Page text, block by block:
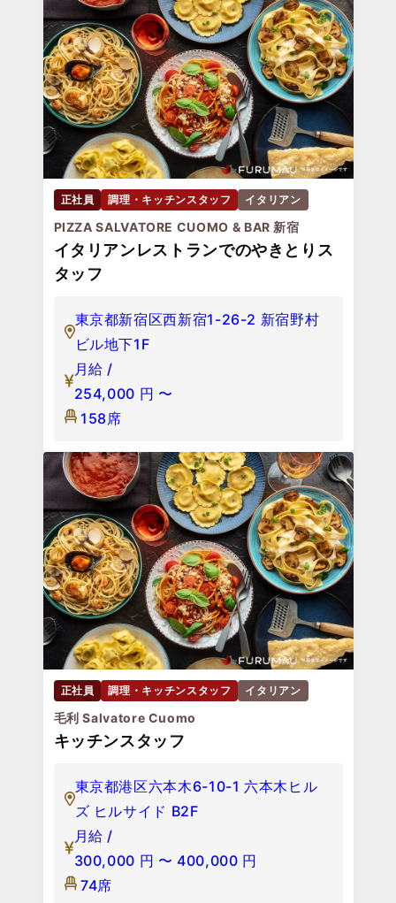
正社員 調理・キッチンスタッフ イタリアン
PIZZA SALVATORE CUOMO & BAR 新宿
イタリアンレストランでのやきとりス
タッフ
東京都新宿区西新宿1-26-2 新宿野村
ビル地下1F
月給 /
254,000 円 〜
158席
正社員 調理・キッチンスタッフ イタリアン
毛利 Salvatore Cuomo
キッチンスタッフ
東京都港区六本木6-10-1 六本木ヒル
ズ ヒルサイド B2F
月給 /
300,000 円 〜 400,000 円
74席